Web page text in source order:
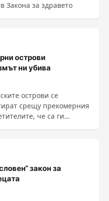
Закона за здравето
острови
ни убива
острови се
срещу прекомерния
че са ги
закон за